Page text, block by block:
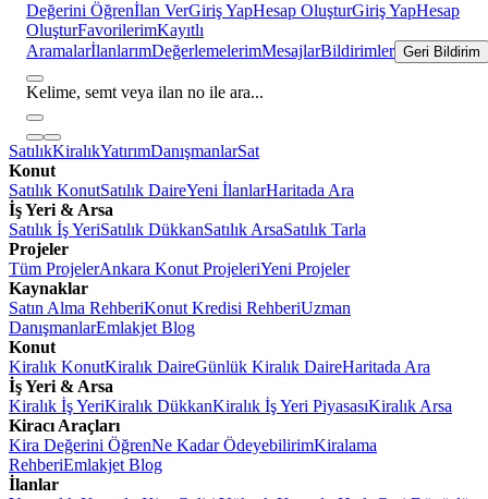
Değerini Öğrenİlan VerGiriş YapHesap OluşturGiriş YapHesap
OluşturFavorilerimKayıtlı
AramalarİlanlarımDeğerlemelerimMesajlarBildirimler Geri Bildirim
Kelime, semt veya ilan no ile ara...
SatılıkKiralıkYatırımDanışmanlarSat
Konut
Satılık KonutSatılık DaireYeni İlanlarHaritada Ara
İş Yeri & Arsa
Satılık İş YeriSatılık DükkanSatılık ArsaSatılık Tarla
Projeler
Tüm ProjelerAnkara Konut ProjeleriYeni Projeler
Kaynaklar
Satın Alma RehberiKonut Kredisi RehberiUzman
DanışmanlarEmlakjet Blog
Konut
Kiralık KonutKiralık DaireGünlük Kiralık DaireHaritada Ara
İş Yeri & Arsa
Kiralık İş YeriKiralık DükkanKiralık İş Yeri PiyasasıKiralık Arsa
Kiracı Araçları
Kira Değerini ÖğrenNe Kadar ÖdeyebilirimKiralama
RehberiEmlakjet Blog
İlanlar